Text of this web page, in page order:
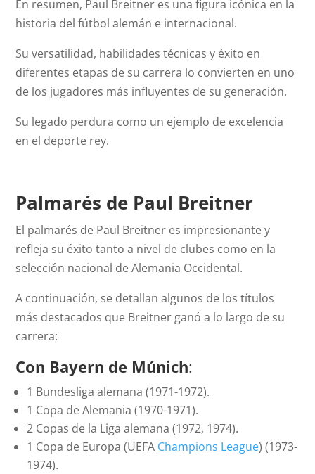
En resumen, Paul Breitner es una figura icónica en la
historia del fútbol alemán e internacional.
Su versatilidad, habilidades técnicas y éxito en
diferentes etapas de su carrera lo convierten en uno
de los jugadores más influyentes de su generación.
Su legado perdura como un ejemplo de excelencia
en el deporte rey.
Palmarés de Paul Breitner
El palmarés de Paul Breitner es impresionante y
refleja su éxito tanto a nivel de clubes como en la
selección nacional de Alemania Occidental.
A continuación, se detallan algunos de los títulos
más destacados que Breitner ganó a lo largo de su
carrera:
Con Bayern de Múnich:
1 Bundesliga alemana (1971-1972).
1 Copa de Alemania (1970-1971).
2 Copas de la Liga alemana (1972, 1974).
1 Copa de Europa (UEFA Champions League) (1973-
1974).